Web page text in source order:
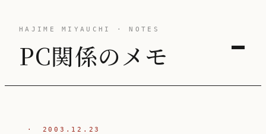
HAJIME MIYAUCHI · NOTES
PC関係のメモ
· 2003.12.23